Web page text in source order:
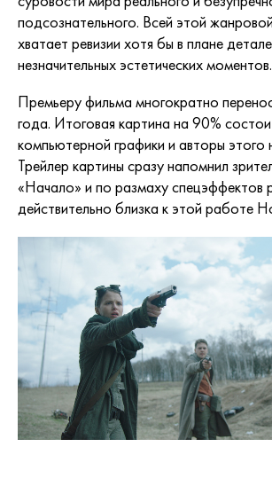
подсознательного. Всей этой
хватает ревизии хотя бы в плане
незначительных эстетических моментов.
Премьеру фильма многократно
года. Итоговая картина на 90%
компьютерной графики и авторы этого
Трейлер картины сразу напомнил
«Начало» и по размаху спецэффектов
действительно близка к этой работе